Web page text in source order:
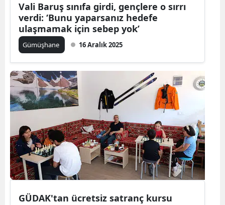
Yozgat
Zonguldak
Bayburt
Karaman
Batman
Şırnak
Bartın
Ardahan
Vali Baruş sınıfa girdi, gençlere o sırrı
verdi: ‘Bunu yaparsanız hedefe
ulaşmamak için sebep yok’
Gümüşhane 16 Aralık 2025
GÜDAK'tan ücretsiz satranç kursu